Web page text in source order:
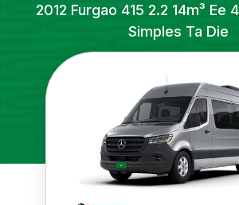
2012 Furgao 415 2.2 14m³ Ee
Simples Ta Die